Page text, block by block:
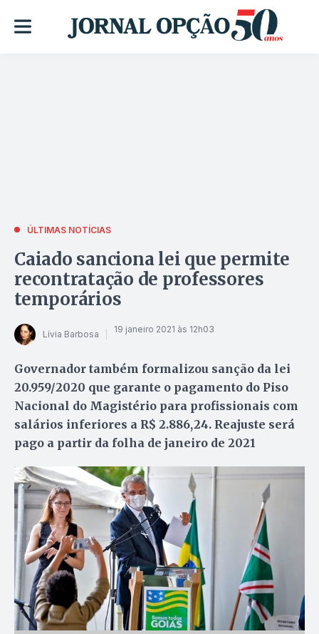
ÚLTIMAS NOTÍCIAS
Caiado sanciona lei que permite
recontratação de professores
temporários
Lívia Barbosa 19 janeiro 2021 às 12h03
Governador também formalizou sanção da lei
20.959/2020 que garante o pagamento do Piso
Nacional do Magistério para profissionais com
salários inferiores a R$ 2.886,24. Reajuste será
pago a partir da folha de janeiro de 2021